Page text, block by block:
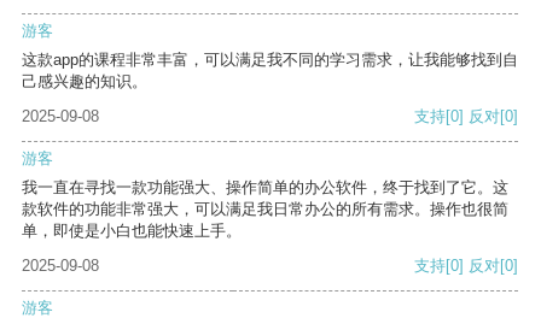
游客
这款app的课程非常丰富，可以满足我不同的学习需求，让我能够找到自
己感兴趣的知识。
2025-09-08
支持[0] 反对[0]
游客
我一直在寻找一款功能强大、操作简单的办公软件，终于找到了它。这
款软件的功能非常强大，可以满足我日常办公的所有需求。操作也很简
单，即使是小白也能快速上手。
2025-09-08
支持[0] 反对[0]
游客